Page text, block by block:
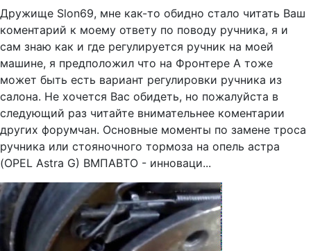
Дружище Slon69, мне как-то обидно стало читать Ваш
коментарий к моему ответу по поводу ручника, я и
сам знаю как и где регулируется ручник на моей
машине, я предположил что на Фронтере А тоже
может быть есть вариант регулировки ручника из
салона. Не хочется Вас обидеть, но пожалуйста в
следующий раз читайте внимательнее коментарии
других форумчан. Основные моменты по замене троса
ручника или стояночного тормоза на опель астра
(OPEL Astra G) ВМПАВТО - инноваци...